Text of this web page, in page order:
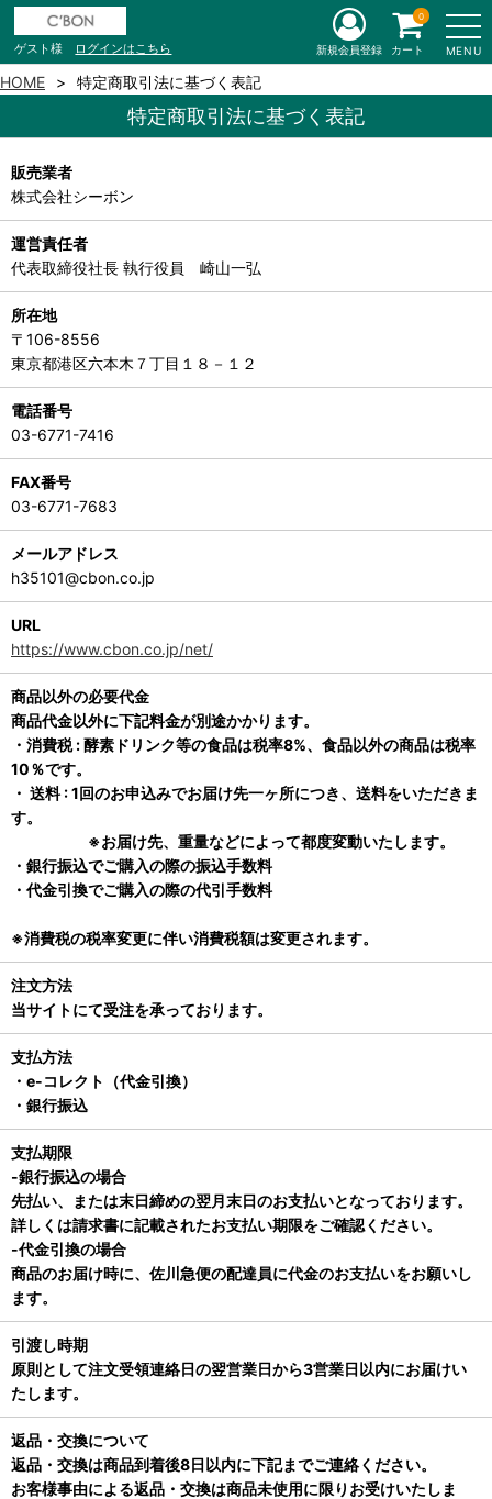
ゲスト様 ログインはこちら MENU
新規会員登録 カート
0
HOME 特定商取引法に基づく表記
特定商取引法に基づく表記
販売業者
株式会社シーボン
運営責任者
代表取締役社長 執行役員 崎山一弘
所在地
〒106-8556
東京都港区六本木７丁目１８－１２
電話番号
03-6771-7416
FAX番号
03-6771-7683
メールアドレス
h35101@cbon.co.jp
URL
https://www.cbon.co.jp/net/
商品以外の必要代金
商品代金以外に下記料金が別途かかります。
・消費税 : 酵素ドリンク等の食品は税率8%、食品以外の商品は税率
10％です。
・ 送料 : 1回のお申込みでお届け先一ヶ所につき、送料をいただきま
す。
※お届け先、重量などによって都度変動いたします。
・銀行振込でご購入の際の振込手数料
・代金引換でご購入の際の代引手数料
※消費税の税率変更に伴い消費税額は変更されます。
注文方法
当サイトにて受注を承っております。
支払方法
・e-コレクト（代金引換）
・銀行振込
支払期限
-銀行振込の場合
先払い、または末日締めの翌月末日のお支払いとなっております。
詳しくは請求書に記載されたお支払い期限をご確認ください。
-代金引換の場合
商品のお届け時に、佐川急便の配達員に代金のお支払いをお願いし
ます。
引渡し時期
原則として注文受領連絡日の翌営業日から3営業日以内にお届けい
たします。
返品・交換について
返品・交換は商品到着後8日以内に下記までご連絡ください。
お客様事由による返品・交換は商品未使用に限りお受けいたしま